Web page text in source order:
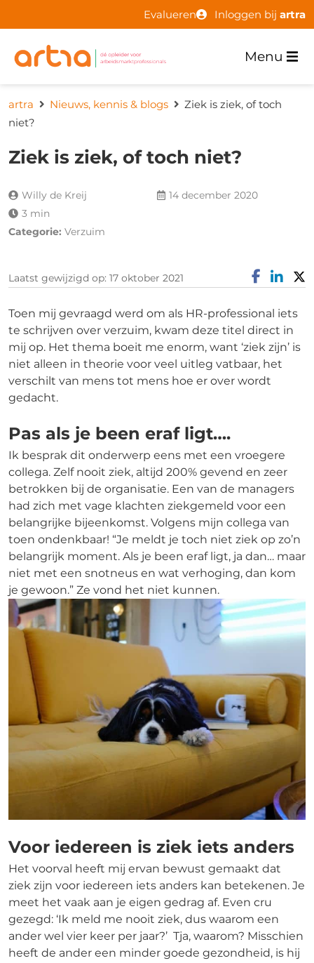
Evalueren Inloggen bij artra
Menu
artra Nieuws, kennis & blogs
Ziek is ziek, of toch
niet?
Ziek is ziek, of toch niet?
Willy de Kreij
14 december 2020
3 min
Categorie: Verzuim
Laatst gewijzigd op: 17 oktober 2021
Toen mij gevraagd werd om als HR-professional iets
te schrijven over verzuim, kwam deze titel direct in
mij op. Het thema boeit me enorm, want ‘ziek zijn’ is
niet alleen in theorie voor veel uitleg vatbaar, het
verschilt van mens tot mens hoe er over wordt
gedacht.
Pas als je been eraf ligt….
Ik besprak dit onderwerp eens met een vroegere
collega. Zelf nooit ziek, altijd 200% gevend en zeer
betrokken bij de organisatie. Een van de managers
had zich met vage klachten ziekgemeld voor een
belangrijke bijeenkomst. Volgens mijn collega van
toen ondenkbaar! “Je meldt je toch niet ziek op zo’n
belangrijk moment. Als je been eraf ligt, ja dan… maar
niet met een snotneus en wat verhoging, dan kom
je gewoon.” Ze vond het niet kunnen.
Voor iedereen is ziek iets anders
Het voorval heeft mij ervan bewust gemaakt dat
ziek zijn voor iedereen iets anders kan betekenen. Je
meet het vaak aan je eigen gedrag af. Even cru
gezegd: ‘Ik meld me nooit ziek, dus waarom een
ander wel vier keer per jaar?’ Tja, waarom? Misschien
heeft de ander een minder goede gezondheid, is hij